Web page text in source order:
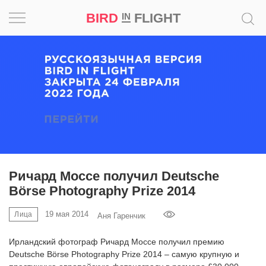
BIRD INFLIGHT
Ричард Моссе получил Deutsche
Börse Photography Prize 2014
Лица 19 мая 2014 Аня Гаренчик
Ирландский фотограф Ричард Моссе получил премию
Deutsche Börse Photography Prize 2014 – самую крупную и